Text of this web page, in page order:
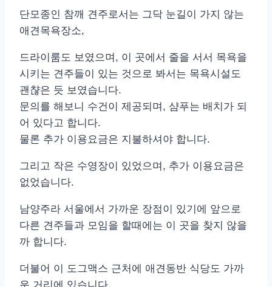
단모종인 참깨 견주로서는 그닥 눈길이 가지 않는
애견목욕장소,
드라이룸도 보였으며, 이 곳에서 줄을 서서 목욕을
시키는 견주들이 있는 것으로 봐서는 목욕시설도
괜챦은 듯 보였습니다.
문의를 해보니 수건이 제공되며, 샴푸는 배치가 되
어 있다고 합니다.
물론 추가 이용요금은 지불하셔야 합니다.
그리고 작은 수영장이 있었으며, 추가 이용요금은
없었습니다.
남양주라 서울에서 가까운 장점이 있기에 앞으로
다른 견주들과 모임을 할때에는 이 곳을 찾지 않을
까 합니다.
더불어 이 도그맥스 근처에 애견동반 식당도 가까